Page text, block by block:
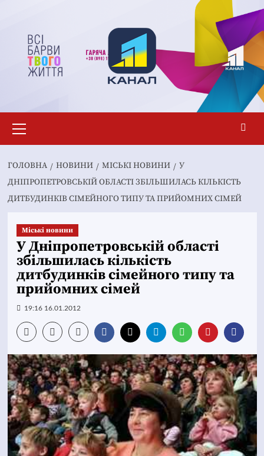
вмісту
меню
ГОЛОВНА НОВИНИ MІСЬКІ НОВИНИ
У
ДНІПРОПЕТРОВСЬКІЙ ОБЛАСТІ ЗБІЛЬШИЛАСЬ КІЛЬКІСТЬ
ДИТБУДИНКІВ СІМЕЙНОГО ТИПУ ТА ПРИЙОМНИХ СІМЕЙ
Mіські новини
У Дніпропетровській області
збільшилась кількість
дитбудинків сімейного типу та
прийомних сімей
19:16 16.01.2012